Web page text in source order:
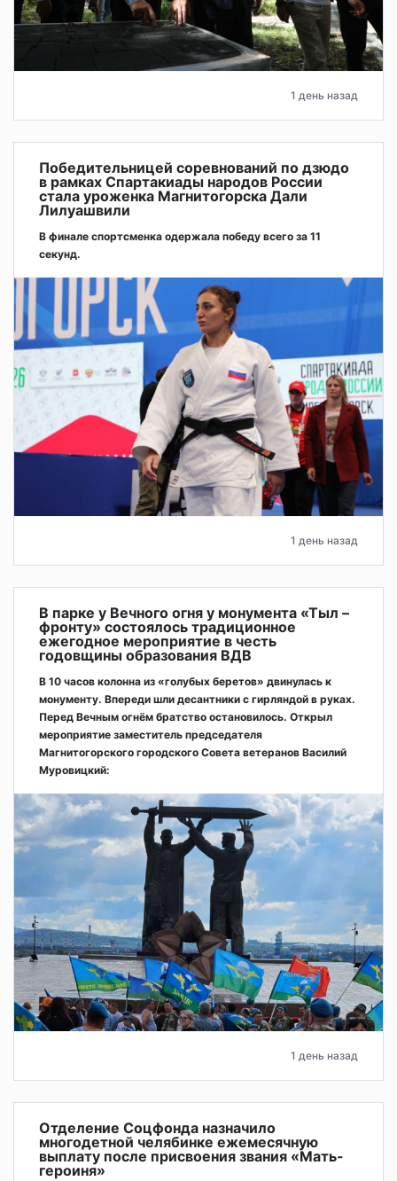
1 день назад
Победительницей соревнований по дзюдо
в рамках Спартакиады народов России
стала уроженка Магнитогорска Дали
Лилуашвили
В финале спортсменка одержала победу всего за 11
секунд.
1 день назад
В парке у Вечного огня у монумента «Тыл –
фронту» состоялось традиционное
ежегодное мероприятие в честь
годовщины образования ВДВ
В 10 часов колонна из «голубых беретов» двинулась к
монументу. Впереди шли десантники с гирляндой в руках.
Перед Вечным огнём братство остановилось. Открыл
мероприятие заместитель председателя
Магнитогорского городского Совета ветеранов Василий
Муровицкий:
1 день назад
Отделение Соцфонда назначило
многодетной челябинке ежемесячную
выплату после присвоения звания «Мать-
героиня»